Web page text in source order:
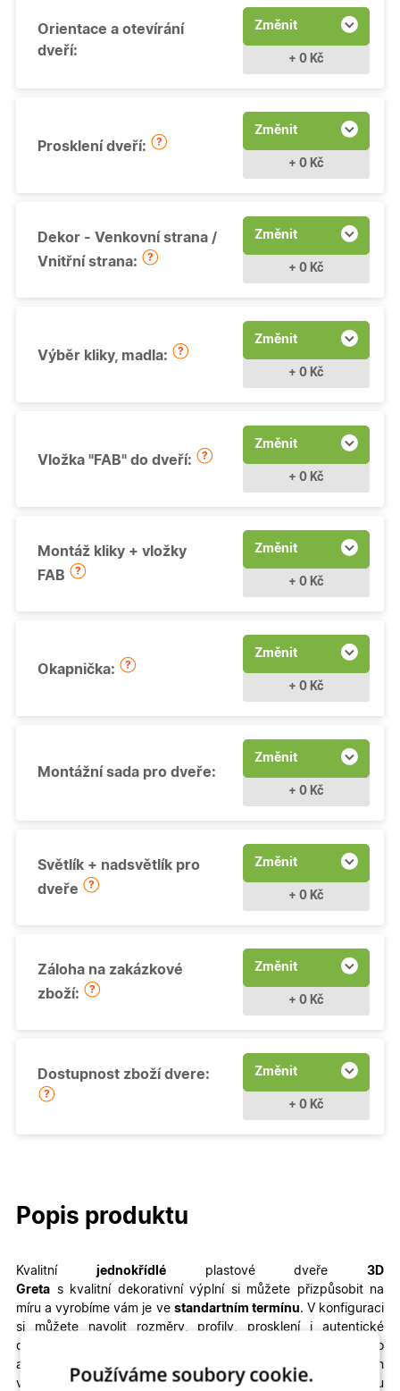
Orientace a otevírání
dveří:
Změnit
+ 0 Kč
Prosklení dveří:
Změnit
+ 0 Kč
Dekor - Venkovní strana /
Vnitřní strana:
Změnit
+ 0 Kč
Výběr kliky, madla:
Změnit
+ 0 Kč
Vložka "FAB" do dveří:
Změnit
+ 0 Kč
Montáž kliky + vložky
FAB
Změnit
+ 0 Kč
Okapnička:
Změnit
+ 0 Kč
Montážní sada pro dveře:
Změnit
+ 0 Kč
Světlík + nadsvětlík pro
dveře
Změnit
+ 0 Kč
Záloha na zakázkové
zboží:
Změnit
+ 0 Kč
Dostupnost zboží dvere: Změnit
+ 0 Kč
Popis produktu
Kvalitní jednokřídléplastové dveře 3D
Greta s kvalitní dekorativní výplní
si můžete přizpůsobit na
míru a vyrobíme vám je ve standartním termínu. V konfiguraci
si můžete navolit rozměry, profily, prosklení i autentické
dekory dřeva – od ořechu, přes zlatý dub až po
antracit.Konstrukce všech našich hlavních i vedlejších
venkovních plastových dveří je velmi odolná a zajistí vašemu
Používáme soubory cookie.